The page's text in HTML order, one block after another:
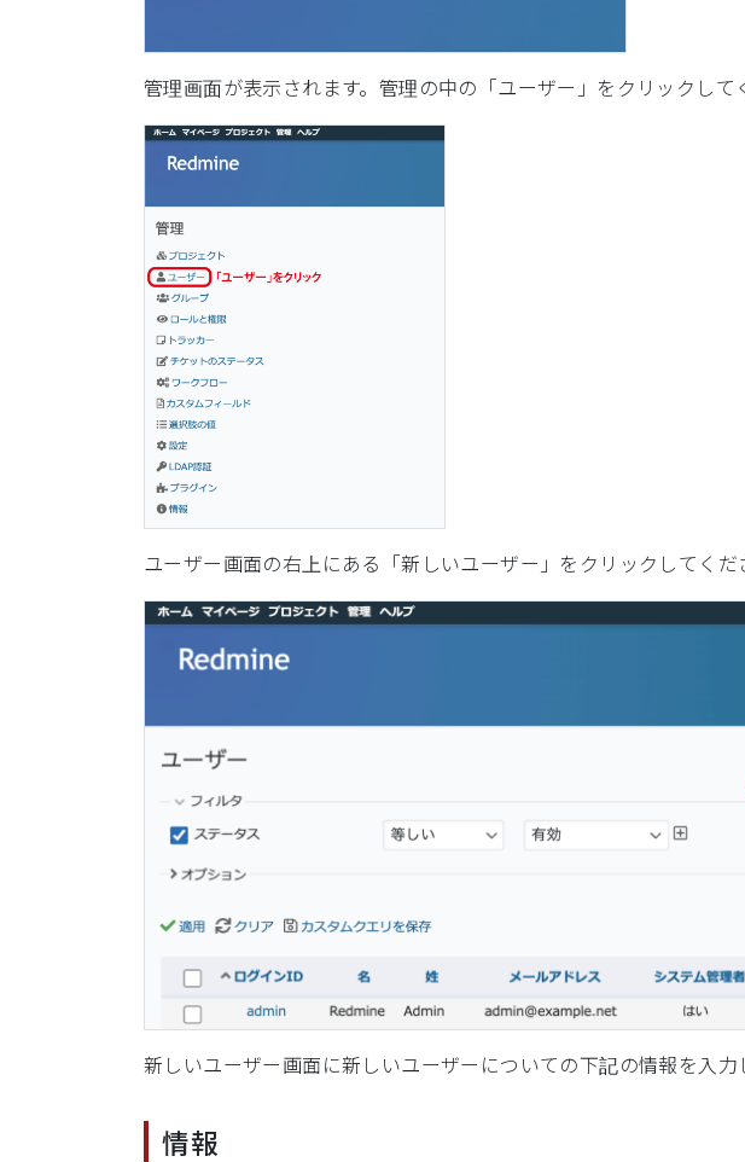
管理画面が表示されます。管理の中の「ユーザー」をクリックして
ユーザー画面の右上にある「新しいユーザー」をクリックしてくだ
新しいユーザー画面に新しいユーザーについての下記の情報を入力
情報